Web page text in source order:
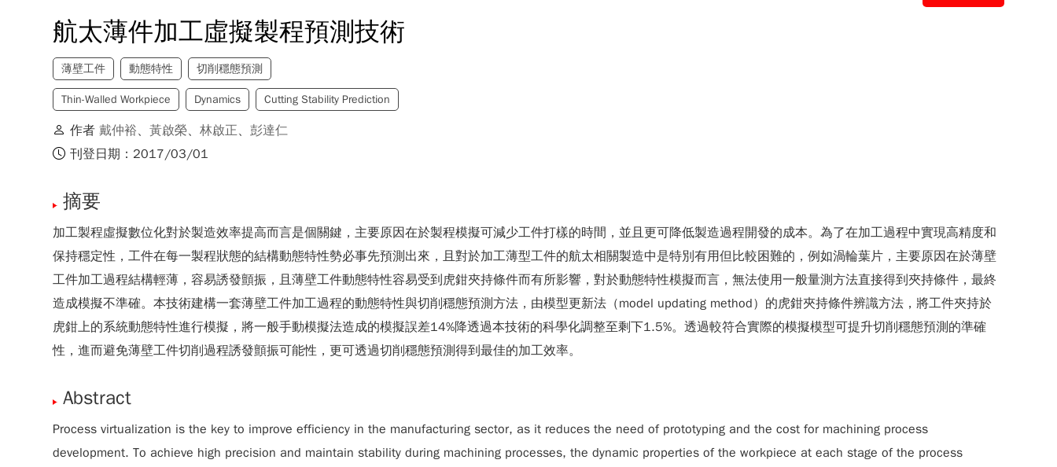
航太薄件加工虛擬製程預測技術
薄壁工件 動態特性 切削穩態預測
Thin-Walled Workpiece Dynamics Cutting Stability Prediction
作者戴仲裕、黃啟榮、林啟正、彭達仁
刊登日期：2017/03/01
摘要
加工製程虛擬數位化對於製造效率提高而言是個關鍵，主要原因在於製程模擬可減少工件打樣的時間，並且更可降低製造過程開發的成本。為了在加工過程中實現高精度和
保持穩定性，工件在每一製程狀態的結構動態特性勢必事先預測出來，且對於加工薄型工件的航太相關製造中是特別有用但比較困難的，例如渦輪葉片，主要原因在於薄壁
工件加工過程結構輕薄，容易誘發顫振，且薄壁工件動態特性容易受到虎鉗夾持條件而有所影響，對於動態特性模擬而言，無法使用一般量測方法直接得到夾持條件，最終
造成模擬不準確。本技術建構一套薄壁工件加工過程的動態特性與切削穩態預測方法，由模型更新法（model updating method）的虎鉗夾持條件辨識方法，將工件夾持於
虎鉗上的系統動態特性進行模擬，將一般手動模擬法造成的模擬誤差14%降透過本技術的科學化調整至剩下1.5%。透過較符合實際的模擬模型可提升切削穩態預測的準確
性，進而避免薄壁工件切削過程誘發顫振可能性，更可透過切削穩態預測得到最佳的加工效率。
Abstract
Process virtualization is the key to improve efficiency in the manufacturing sector, as it reduces the need of prototyping and the cost for machining process
development. To achieve high precision and maintain stability during machining processes, the dynamic properties of the workpiece at each stage of the process